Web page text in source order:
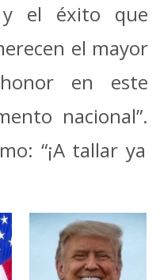
y el éxito que
el mayor
en este
nacional”.
“¡A tallar ya